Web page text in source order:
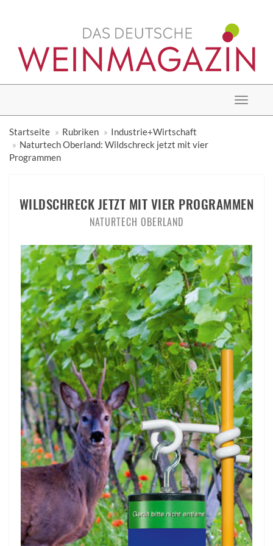
Toggle
Startseite
Rubriken
Industrie+Wirtschaft
Naturtech Oberland: Wildschreck jetzt mit vier
Programmen
WILDSCHRECK JETZT MIT VIER PROGRAMMEN
NATURTECH OBERLAND